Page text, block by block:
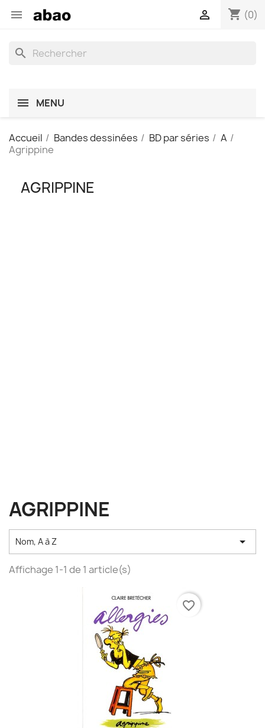
 shopping_cart (0)

search
MENU
Accueil Bandes dessinées BD par séries
A
Agrippine
AGRIPPINE
AGRIPPINE
Nom, A à Z 
Affichage 1-1 de 1 article(s)
favorite_border